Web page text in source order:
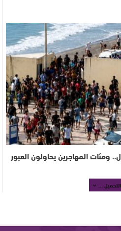
ومئات المهاجرين يحاولون العبور
...